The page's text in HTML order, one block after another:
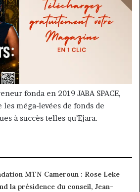
fonda en 2019 JABA SPACE,
méga-levées de fonds de
à succès telles qu’Ejara.
MTN Cameroun : Rose Leke
la présidence du conseil, Jean-